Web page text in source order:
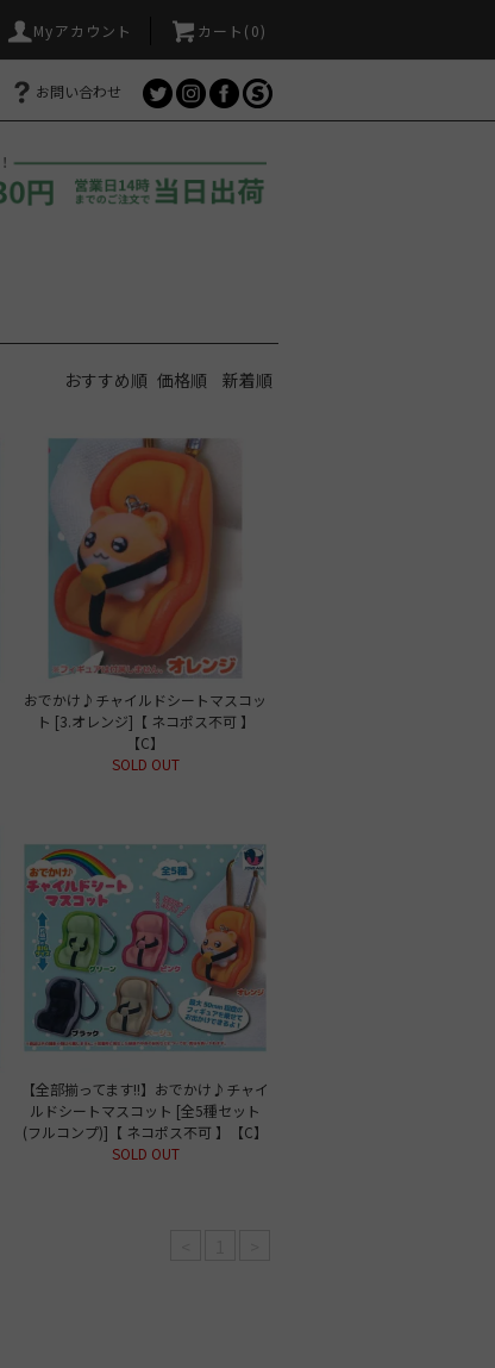
Myアカウント カート( 0)
お問い合わせ
おすすめ順 価格順 新着順
おでかけ♪チャイルドシートマスコッ
ト [3.オレンジ]【 ネコポス不可 】
【C】
SOLD OUT
【全部揃ってます!!】おでかけ♪チャイ
ルドシートマスコット [全5種セット
(フルコンプ)]【 ネコポス不可 】【C】
SOLD OUT